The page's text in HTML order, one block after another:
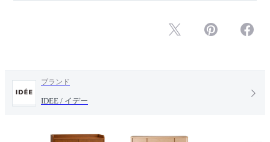
ブランド
IDEE / イデー